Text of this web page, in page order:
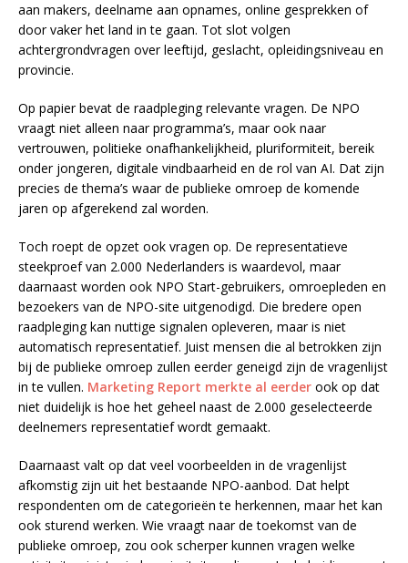
aan makers, deelname aan opnames, online gesprekken of
door vaker het land in te gaan. Tot slot volgen
achtergrondvragen over leeftijd, geslacht, opleidingsniveau en
provincie.
Op papier bevat de raadpleging relevante vragen. De NPO
vraagt niet alleen naar programma’s, maar ook naar
vertrouwen, politieke onafhankelijkheid, pluriformiteit, bereik
onder jongeren, digitale vindbaarheid en de rol van AI. Dat zijn
precies de thema’s waar de publieke omroep de komende
jaren op afgerekend zal worden.
Toch roept de opzet ook vragen op. De representatieve
steekproef van 2.000 Nederlanders is waardevol, maar
daarnaast worden ook NPO Start-gebruikers, omroepleden en
bezoekers van de NPO-site uitgenodigd. Die bredere open
raadpleging kan nuttige signalen opleveren, maar is niet
automatisch representatief. Juist mensen die al betrokken zijn
bij de publieke omroep zullen eerder geneigd zijn de vragenlijst
in te vullen. Marketing Report merkte al eerder ook op dat
niet duidelijk is hoe het geheel naast de 2.000 geselecteerde
deelnemers representatief wordt gemaakt.
Daarnaast valt op dat veel voorbeelden in de vragenlijst
afkomstig zijn uit het bestaande NPO-aanbod. Dat helpt
respondenten om de categorieën te herkennen, maar het kan
ook sturend werken. Wie vraagt naar de toekomst van de
publieke omroep, zou ook scherper kunnen vragen welke